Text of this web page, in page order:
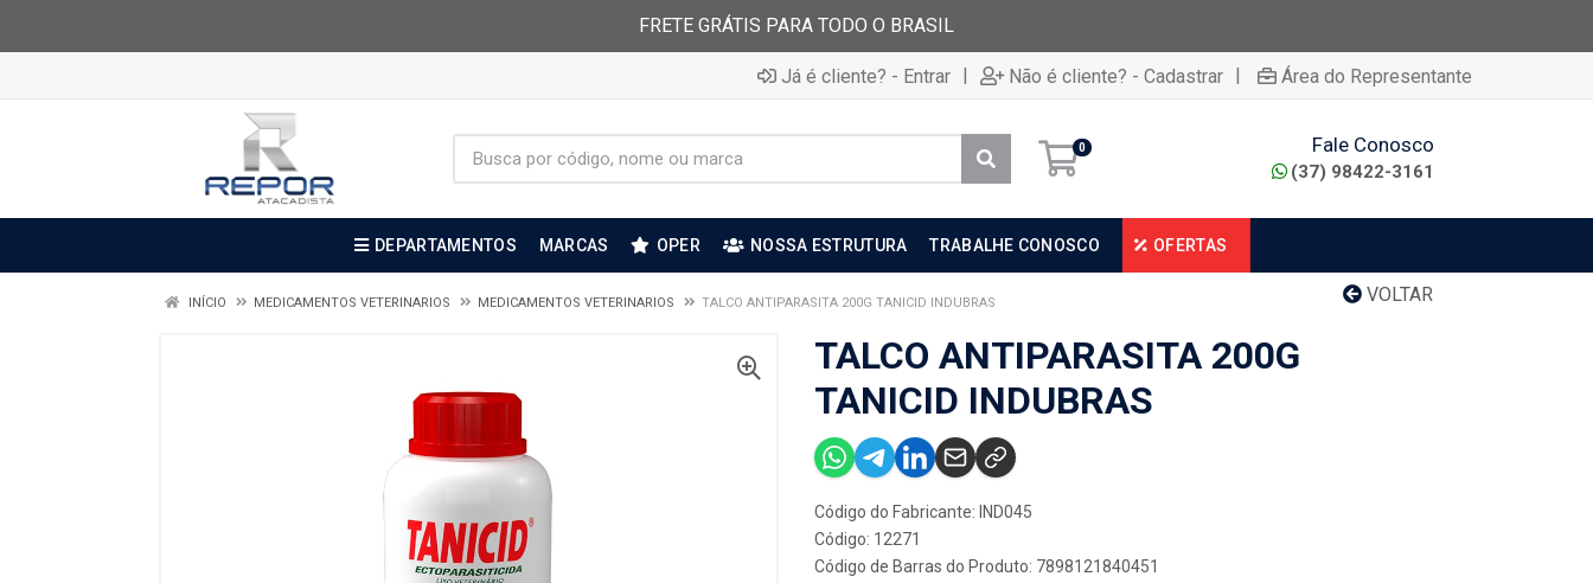
FRETE GRÁTIS PARA TODO O BRASIL
Já é cliente? - Entrar | Não é cliente? - Cadastrar | Área do Representante
0 Fale Conosco
(37) 98422-3161
DEPARTAMENTOS MARCAS OPER NOSSA ESTRUTURA TRABALHE CONOSCO OFERTAS
VOLTAR
INÍCIO MEDICAMENTOS VETERINARIOS MEDICAMENTOS VETERINARIOS TALCO ANTIPARASITA 200G TANICID INDUBRAS
TALCO ANTIPARASITA 200G
TANICID INDUBRAS
Código do Fabricante: IND045
Código: 12271
Código de Barras do Produto: 7898121840451